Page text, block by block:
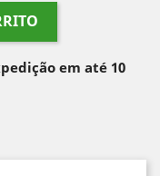
em até 10